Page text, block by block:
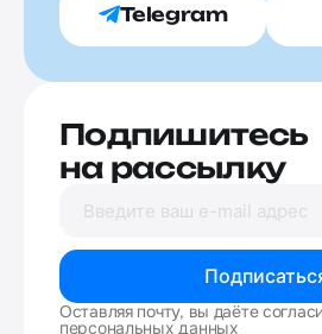
Telegram
Подпишитесь
на рассылку
Оставляя почту, вы даёте
персональных данных